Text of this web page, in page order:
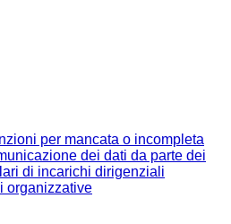
per mancata o incompleta
dei dati da parte dei
di incarichi dirigenziali
organizzative